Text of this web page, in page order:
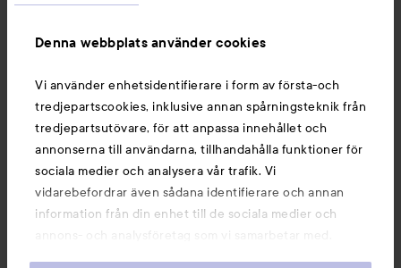
Denna webbplats använder cookies
Vi använder enhetsidentifierare i form av första-och
tredjepartscookies, inklusive annan spårningsteknik från
tredjepartsutövare, för att anpassa innehållet och
annonserna till användarna, tillhandahålla funktioner för
sociala medier och analysera vår trafik. Vi
vidarebefordrar även sådana identifierare och annan
information från din enhet till de sociala medier och
annons- och analysföretag som vi samarbetar med.
Du kanske också gillar